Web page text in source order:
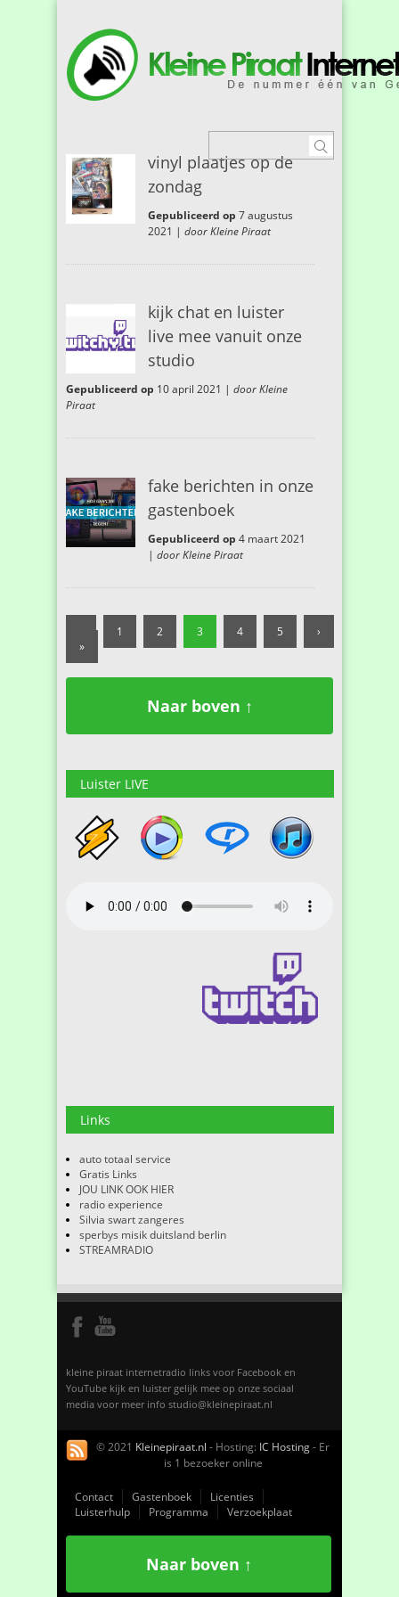
vinyl plaatjes op de
zondag
Gepubliceerd op 7 augustus
2021 |door Kleine Piraat
kijk chat en luister
live mee vanuit onze
studio
Gepubliceerd op 10 april 2021 | door Kleine
Piraat
fake berichten in onze
gastenboek
Gepubliceerd op 4 maart 2021
|door Kleine Piraat
1 2 3 4 5
›
»
Naar boven ↑
Luister LIVE
Links
auto totaal service
Gratis Links
JOU LINK OOK HIER
radio experience
Silvia swart zangeres
sperbys misik duitsland berlin
STREAMRADIO
kleine piraat internetradio links voor Facebook en
YouTube kijk en luister gelijk mee op onze sociaal
media voor meer info studio@kleinepiraat.nl
© 2021 Kleinepiraat.nl - Hosting: IC Hosting- Er
is 1 bezoeker online
Contact Gastenboek
Licenties
Luisterhulp
Programma Verzoekplaat
Naar boven ↑